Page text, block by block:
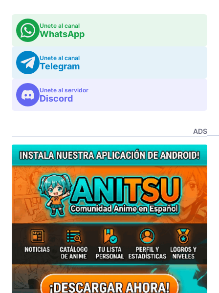
Unete al canal
WhatsApp
Unete al canal
Telegram
Unete al servidor
Discord
ADS